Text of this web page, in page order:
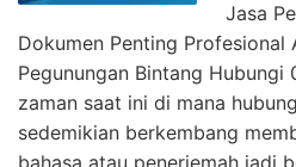
Jasa
Dokumen Penting Profesional
Pegunungan Bintang
zaman saat ini di mana
sedemikian berkembang